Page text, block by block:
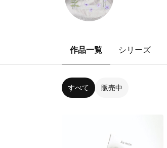
作品一覧 シリーズ
すべて 販売中